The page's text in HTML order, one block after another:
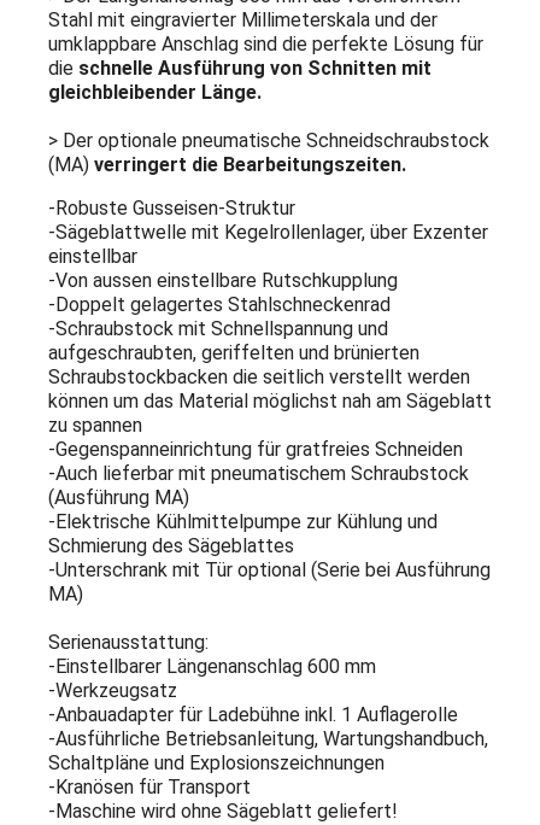
Stahl mit eingravierter Millimeterskala und der
umklappbare Anschlag sind die perfekte Lösung für
die schnelle Ausführung von Schnitten mit
gleichbleibender Länge.
> Der optionale pneumatische Schneidschraubstock
(MA) verringert die Bearbeitungszeiten.
-Robuste Gusseisen-Struktur
-Sägeblattwelle mit Kegelrollenlager, über Exzenter
einstellbar
-Von aussen einstellbare Rutschkupplung
-Doppelt gelagertes Stahlschneckenrad
-Schraubstock mit Schnellspannung und
aufgeschraubten, geriffelten und brünierten
Schraubstockbacken die seitlich verstellt werden
können um das Material möglichst nah am Sägeblatt
zu spannen
-Gegenspanneinrichtung für gratfreies Schneiden
-Auch lieferbar mit pneumatischem Schraubstock
(Ausführung MA)
-Elektrische Kühlmittelpumpe zur Kühlung und
Schmierung des Sägeblattes
-Unterschrank mit Tür optional (Serie bei Ausführung
MA)
Serienausstattung:
-Einstellbarer Längenanschlag 600 mm
-Werkzeugsatz
-Anbauadapter für Ladebühne inkl. 1 Auflagerolle
-Ausführliche Betriebsanleitung, Wartungshandbuch,
Schaltpläne und Explosionszeichnungen
-Kranösen für Transport
-Maschine wird ohne Sägeblatt geliefert!